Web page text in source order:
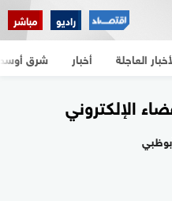
راديو مباشر
العاجلة أخبار شرق
الإلكتروني